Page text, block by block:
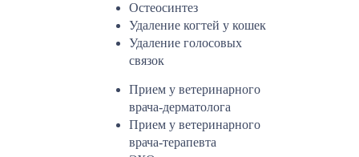
Остеосинтез
Удаление когтей у кошек
Удаление голосовых
связок
Прием у ветеринарного
врача-дерматолога
Прием у ветеринарного
врача-терапевта